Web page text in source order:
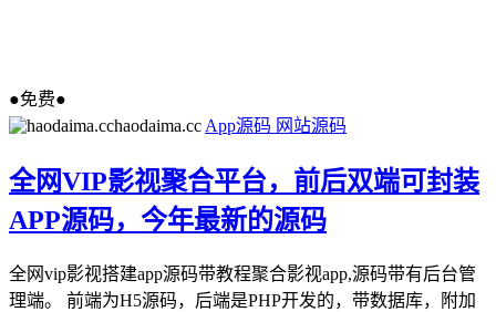
●免费●
haodaima.ccApp源码 网站源码
全网VIP影视聚合平台，前后双端可封装
APP源码，今年最新的源码
全网vip影视搭建app源码带教程聚合影视app,源码带有后台管
理端。 前端为H5源码，后端是PHP开发的，带数据库，附加